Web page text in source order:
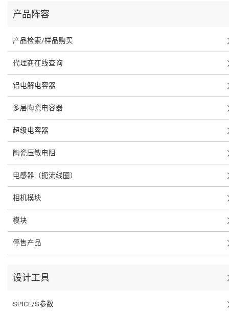
产品阵容
产品检索/样品购买
代理商在线查询
铝电解电容器
多层陶瓷电容器
超级电容器
陶瓷压敏电阻
电感器（扼流线圈）
相机模块
模块
停售产品
设计工具
SPICE/S参数